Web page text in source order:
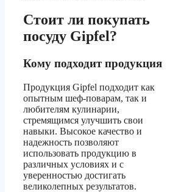
Стоит ли покупать
посуду Gipfel?
Кому подходит продукция
Продукция Gipfel подходит как
опытным шеф-поварам, так и
любителям кулинарии,
стремящимся улучшить свои
навыки. Высокое качество и
надежность позволяют
использовать продукцию в
различных условиях и с
уверенностью достигать
великолепных результатов.